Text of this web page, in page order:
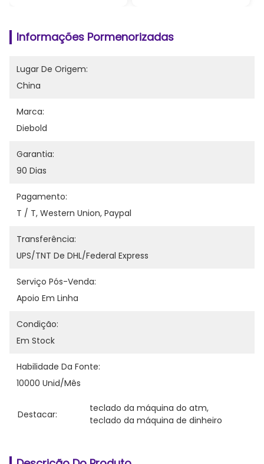
Informações Pormenorizadas
Lugar De Origem:
China
Marca:
Diebold
Garantia:
90 Dias
Pagamento:
T / T, Western Union, Paypal
Transferência:
UPS/TNT De DHL/Federal Express
Serviço Pós-Venda:
Apoio Em Linha
Condição:
Em Stock
Habilidade Da Fonte:
10000 Unid/mês
Destacar:
teclado da máquina do atm,
teclado da máquina de dinheiro